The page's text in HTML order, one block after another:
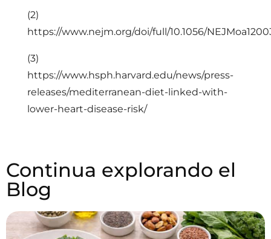
(2)
https://www.nejm.org/doi/full/10.1056/
(3)
https://www.hsph.harvard.edu/news/press-
releases/mediterranean-diet-linked-with-
lower-heart-disease-risk/
Continua explorando el
Blog